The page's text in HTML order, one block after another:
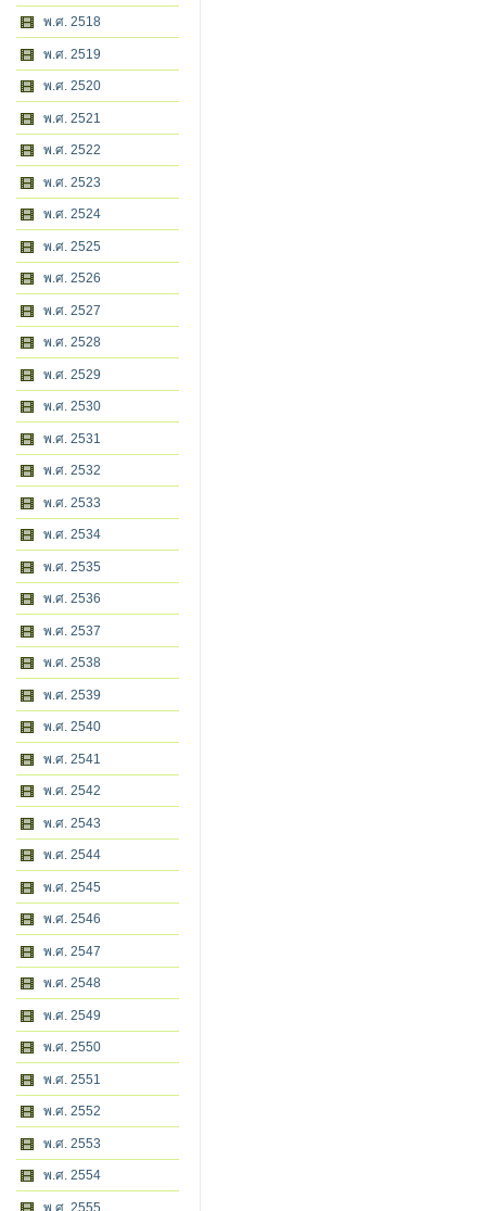
พ.ศ. 2518
พ.ศ. 2519
พ.ศ. 2520
พ.ศ. 2521
พ.ศ. 2522
พ.ศ. 2523
พ.ศ. 2524
พ.ศ. 2525
พ.ศ. 2526
พ.ศ. 2527
พ.ศ. 2528
พ.ศ. 2529
พ.ศ. 2530
พ.ศ. 2531
พ.ศ. 2532
พ.ศ. 2533
พ.ศ. 2534
พ.ศ. 2535
พ.ศ. 2536
พ.ศ. 2537
พ.ศ. 2538
พ.ศ. 2539
พ.ศ. 2540
พ.ศ. 2541
พ.ศ. 2542
พ.ศ. 2543
พ.ศ. 2544
พ.ศ. 2545
พ.ศ. 2546
พ.ศ. 2547
พ.ศ. 2548
พ.ศ. 2549
พ.ศ. 2550
พ.ศ. 2551
พ.ศ. 2552
พ.ศ. 2553
พ.ศ. 2554
พ.ศ. 2555